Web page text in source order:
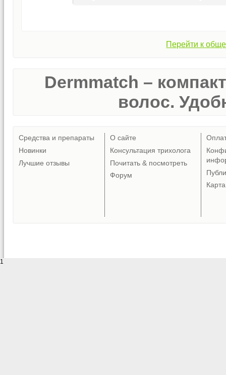
Перейти к
Dermmatch –
волос.
Средства и препараты
Новинки
Лучшие отзывы
О сайте
Консультация трихолога
Почитать & посмотреть
Форум
1